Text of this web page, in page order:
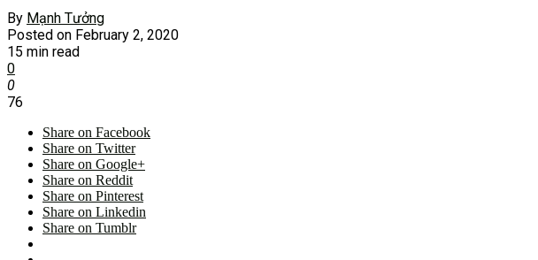
By Mạnh Tưởng
Posted on February 2, 2020
15 min read
0
0
76
Share on Facebook
Share on Twitter
Share on Google+
Share on Reddit
Share on Pinterest
Share on Linkedin
Share on Tumblr